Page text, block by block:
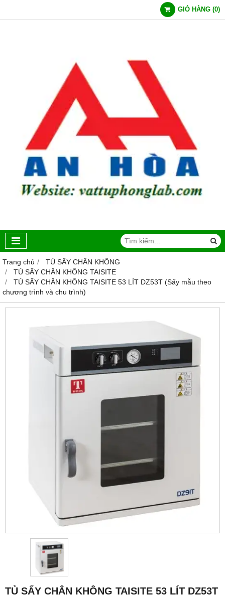
GIỎ HÀNG (0)
Trang chủ
TỦ SẤY CHÂN KHÔNG
TỦ SẤY CHÂN KHÔNG TAISITE
TỦ SẤY CHÂN KHÔNG TAISITE 53 LÍT DZ53T (Sấy mẫu theo
chương trình và chu trình)
TỦ SẤY CHÂN KHÔNG TAISITE 53 LÍT DZ53T